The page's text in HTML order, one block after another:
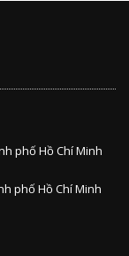
phố Hồ Chí Minh
phố Hồ Chí Minh